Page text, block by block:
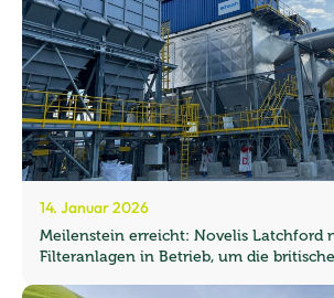
14. Januar 2026
Meilenstein erreicht: Novelis Latchford
Filteranlagen in Betrieb, um die britische